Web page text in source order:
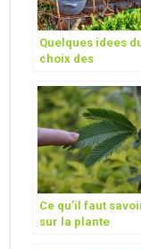
Quelques idees
choix des
meuble de jardin
Ce qu’il faut
sur la plante